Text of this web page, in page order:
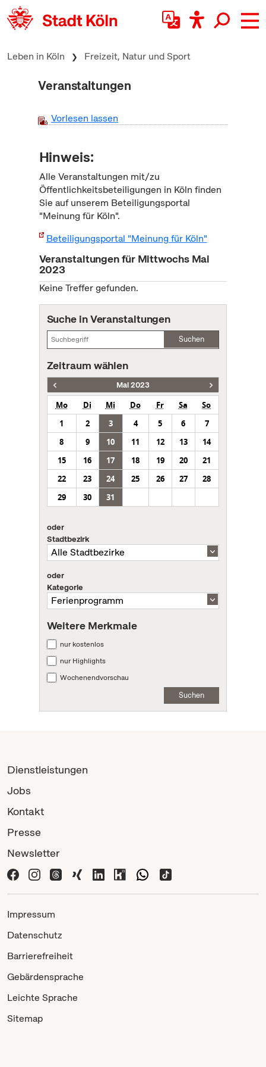
zum Inhalt springen
Leben in Köln Freizeit, Natur und Sport
Veranstaltungen
Vorlesen lassen
Hinweis:
Alle Veranstaltungen mit/zu
Öffentlichkeitsbeteiligungen in Köln finden
Sie auf unserem Beteiligungsportal
"Meinung für Köln".
Beteiligungsportal "Meinung für Köln"
Veranstaltungen für Mittwochs Mai
2023
Keine Treffer gefunden.
Suche in Veranstaltungen
Suchen
Zeitraum wählen
Mai 2023
Mo Di Mi Do Fr Sa
So
1
2 3 4 5 6
7
8
9 10 11 12 13
14
15
16 17 18 19 20
21
22
23 24 25 26 27
28
29
30 31
oder
Stadtbezirk
oder
Kategorie
Weitere Merkmale
nur kostenlos
nur Highlights
Wochenendvorschau
Suchen
Dienstleistungen
Jobs
Kontakt
Presse
Newsletter
Impressum
Datenschutz
Barrierefreiheit
Gebärdensprache
Leichte Sprache
Sitemap